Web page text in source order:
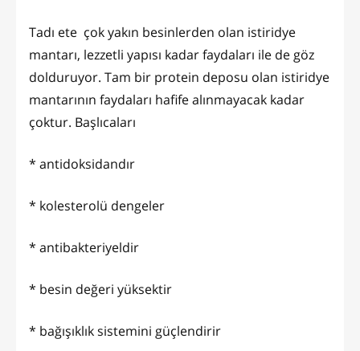
Tadı ete çok yakın besinlerden olan istiridye
mantarı, lezzetli yapısı kadar faydaları ile de göz
dolduruyor. Tam bir protein deposu olan istiridye
mantarının faydaları hafife alınmayacak kadar
çoktur. Başlıcaları
* antidoksidandır
* kolesterolü dengeler
* antibakteriyeldir
* besin değeri yüksektir
* bağışıklık sistemini güçlendirir